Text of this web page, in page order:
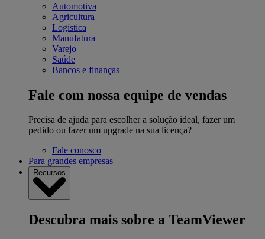
Automotiva
Agricultura
Logística
Manufatura
Varejo
Saúde
Bancos e finanças
Fale com nossa equipe de vendas
Precisa de ajuda para escolher a solução ideal, fazer um
pedido ou fazer um upgrade na sua licença?
Fale conosco
Para grandes empresas
Recursos
Descubra mais sobre a TeamViewer